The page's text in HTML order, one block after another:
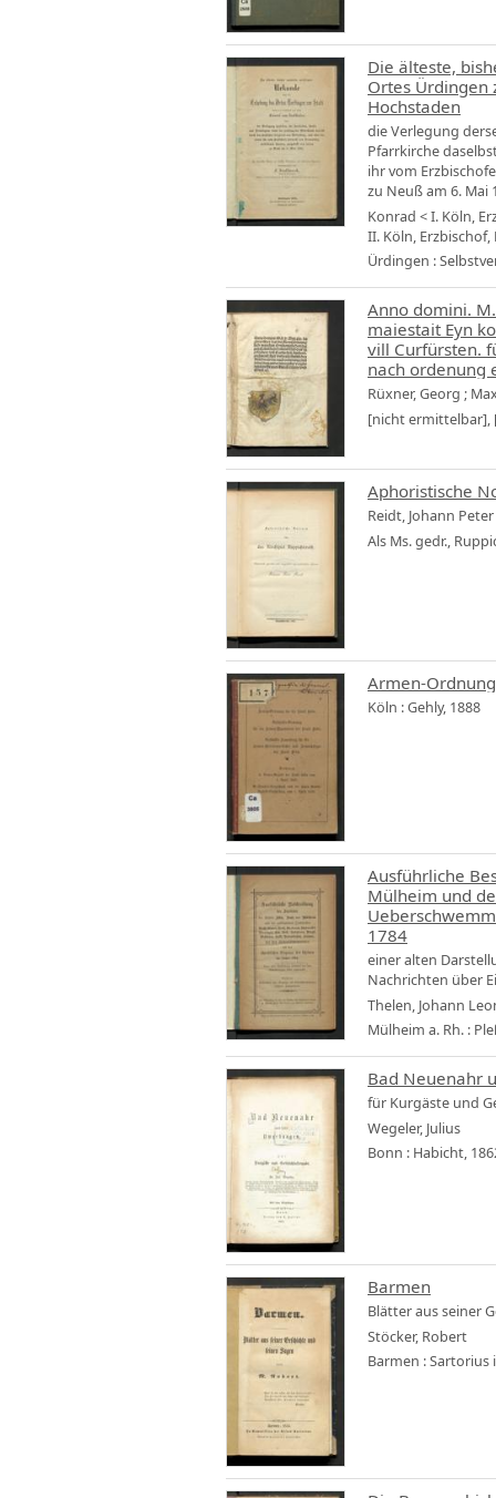
Die älteste,
Ortes Ürdingen
Hochstaden
die Verlegung
Pfarrkirche
ihr vom
zu Neuß am 6. Mai
Konrad < I. Köln,
II. Köln,
Ürdingen :
Anno domini.
maiestait Eyn
vill Curfürsten.
nach ordenung
Heren rittern
Rüxner, Georg ;
[nicht ermittelbar],
Aphoristische
Reidt, Johann Peter
Als Ms. gedr.,
Armen-
Köln : Gehly, 1888
Ausführliche
Mülheim und
1784
einer alten
Nachrichten über
Thelen, Johann
Mülheim a. Rh. :
Bad Neuenahr
für Kurgäste und
Wegeler, Julius
Bonn : Habicht,
Barmen
Blätter aus seiner
Stöcker, Robert
Barmen : Sartorius